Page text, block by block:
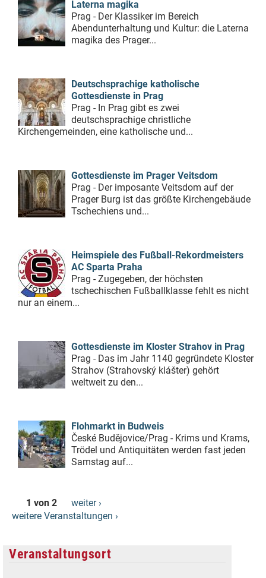
Laterna magika
Prag - Der Klassiker im Bereich
Abendunterhaltung und Kultur: die Laterna
magika des Prager...
Deutschsprachige katholische
Gottesdienste in Prag
Prag - In Prag gibt es zwei
deutschsprachige christliche
Kirchengemeinden, eine katholische und...
Gottesdienste im Prager Veitsdom
Prag - Der imposante Veitsdom auf der
Prager Burg ist das größte Kirchengebäude
Tschechiens und...
Heimspiele des Fußball-Rekordmeisters
AC Sparta Praha
Prag - Zugegeben, der höchsten
tschechischen Fußballklasse fehlt es nicht
nur an einem...
Gottesdienste im Kloster Strahov in Prag
Prag - Das im Jahr 1140 gegründete Kloster
Strahov (Strahovský klášter) gehört
weltweit zu den...
Flohmarkt in Budweis
České Budějovice/Prag - Krims und Krams,
Trödel und Antiquitäten werden fast jeden
Samstag auf...
1 von 2
weiter ›
weitere Veranstaltungen ›
Veranstaltungsort